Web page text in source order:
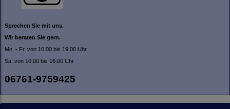
Sprechen Sie mit uns.
Wir beraten Sie gern.
Mo. - Fr. von 10.00 bis 19.00 Uhr.
Sa. von 10.00 bis 16.00 Uhr
06761-9759425